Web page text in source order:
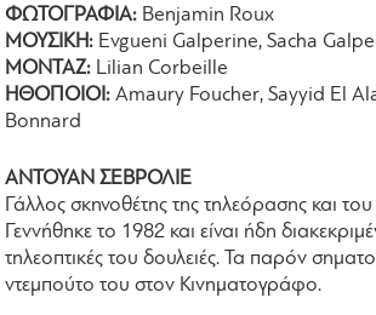
ΦΩΤΟΓΡΑΦΙΑ: Benjamin Roux
ΜΟΥΣΙΚΗ: Evgueni Galperine, Sacha
ΜΟΝΤΑΖ: Lilian Corbeille
ΗΘΟΠΟΙΟΙ: Amaury Foucher, Sayyid El
Bonnard
ΑΝΤΟΥΑΝ ΣΕΒΡΟΛΙΕ
Γάλλος σκηνοθέτης της τηλεόρασης και
Γεννήθηκε το 1982 και είναι ήδη
τηλεοπτικές του δουλειές. Τα παρόν
ντεμπούτο του στον Κινηματογράφο.